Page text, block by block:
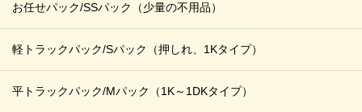
お任せパック/SSパック （少量の不用品）
軽トラックパック/Sパック （押しれ、1Kタイプ）
平トラックパック/Mパック （1K～1DKタイプ）